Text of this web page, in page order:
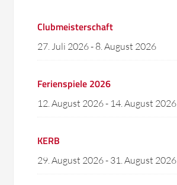
Clubmeisterschaft
27. Juli 2026- 8. August 2026
Ferienspiele 2026
12. August 2026- 14. August 2026
KERB
29. August 2026- 31. August 2026